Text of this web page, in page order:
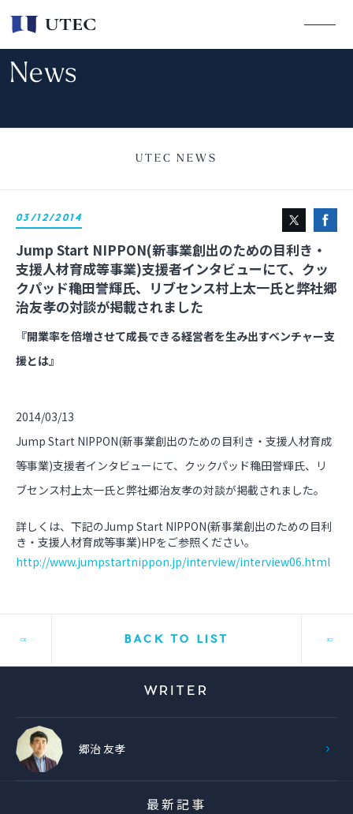
News
UTEC NEWS
03/12/2014
Jump Start NIPPON(新事業創出のための目利き・
支援人材育成等事業)支援者インタビューにて、クッ
クパッド穐田誉輝氏、リブセンス村上太一氏と弊社郷
治友孝の対談が掲載されました
『開業率を倍増させて成長できる経営者を生み出すベンチャー支
援とは』
2014/03/13
Jump Start NIPPON(新事業創出のための目利き・支援人材育成
等事業)支援者インタビューにて、クックパッド穐田誉輝氏、リ
ブセンス村上太一氏と弊社郷治友孝の対談が掲載されました。
詳しくは、下記のJump Start NIPPON(新事業創出のための目利
き・支援人材育成等事業)HPをご参照ください。
http://www.jumpstartnippon.jp/interview/interview06.html
BACK TO LIST
WRITER
郷治 友孝
最新記事